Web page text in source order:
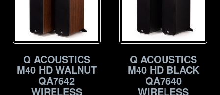
Q ACOUSTICS
M40 HD WALNUT
QA7642
WIRELESS
Q ACOUSTICS
M40 HD BLACK
QA7640
WIRELESS